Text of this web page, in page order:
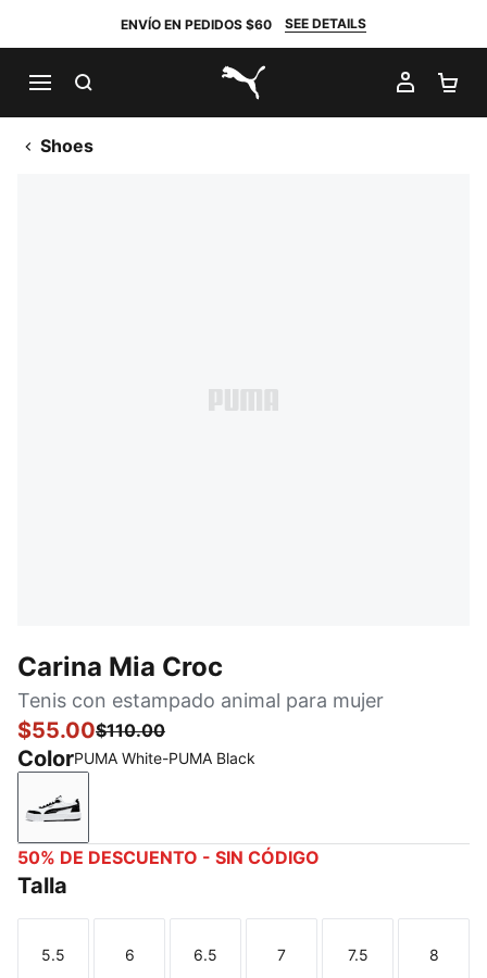
ENVÍO EN PEDIDOS $60 SEE DETAILS
PUMA.com
MI
Shoes
Carina Mia Croc
Tenis con estampado animal para mujer
$55.00$110.00
ColorPUMA White-PUMA Black
PUMA White-PUMA Black
50% DE DESCUENTO - SIN CÓDIGO
Talla
Talla
5.5
Talla
6
Talla
6.5
Talla
7
Talla
7.5
Talla
8